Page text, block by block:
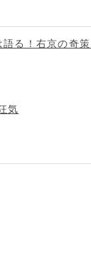
る！右京の奇策
気